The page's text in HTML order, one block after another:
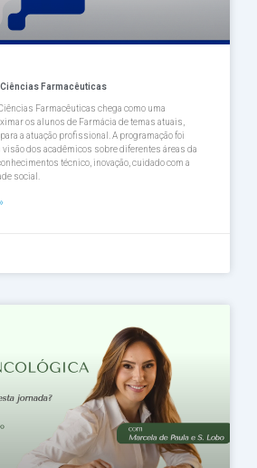
Farmacêuticas
Farmacêuticas chega como uma
os alunos de Farmácia de temas atuais,
a atuação profissional. A programação foi
visão dos acadêmicos sobre diferentes áreas da
técnico, inovação, cuidado com a
social.